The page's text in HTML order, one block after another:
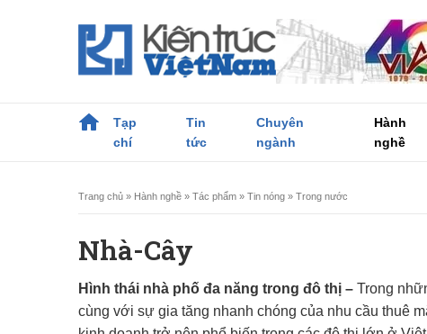
Tạp
chí
Tin
tức
Chuyên
ngành
Hành
nghề
Trang chủ » Hành nghề » Tác phẩm » Tin nóng » Trong nước
Nhà-Cây
Hình thái nhà phố đa năng trong đô thị – Trong
cùng với sự gia tăng nhanh chóng của nhu cầu thuê